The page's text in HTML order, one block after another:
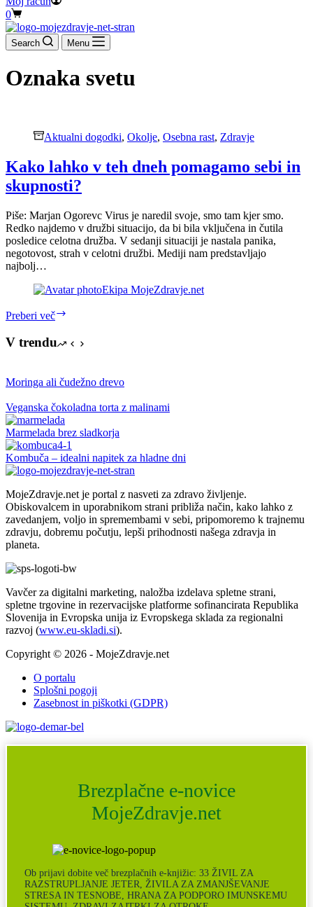
Shopping
cart
0
Search Menu
Oznaka svetu
Aktualni dogodki, Okolje, Osebna rast, Zdravje
Kako lahko v teh dneh pomagamo sebi in
skupnosti?
Piše: Marjan Ogorevc Virus je naredil svoje, smo tam kjer smo.
Redko najdemo v družbi situacijo, da bi bila vključena in čutila
posledice celotna družba. V sedanji situaciji je nastala panika,
negotovost, strah v celotni družbi. Mediji nam predstavljajo
najbolj…
Ekipa MojeZdravje.net
Preberi več
teh
pomagamo
sebi
in
skupnosti?
V trendu
Moringa ali čudežno drevo
Veganska čokoladna torta z malinami
Marmelada brez sladkorja
Kombuča – idealni napitek za hladne dni
MojeZdravje.net je portal z nasveti za zdravo življenje.
Obiskovalcem in uporabnikom strani približa način, kako lahko z
zavedanjem, voljo in spremembami v sebi, pripomoremo k trajnemu
zdravju, dobremu počutju, lepši prihodnosti našega zdravja in
planeta.
Vavčer za digitalni marketing, naložba izdelava spletne strani,
spletne trgovine in rezervacijske platforme sofinancirata Republika
Slovenija in Evropska unija iz Evropskega sklada za regionalni
razvoj (www.eu-skladi.si).
Copyright © 2026 - MojeZdravje.net
O portalu
Splošni pogoji
Zasebnost in piškotki (GDPR)
Brezplačne e-novice
MojeZdravje.net
Ob prijavi dobite več brezplačnih e-knjižic: 33 ŽIVIL ZA
RAZSTRUPLJANJE JETER, ŽIVILA ZA ZMANJŠEVANJE
STRESA IN TESNOBE, HRANA ZA PODPORO IMUNSKEMU